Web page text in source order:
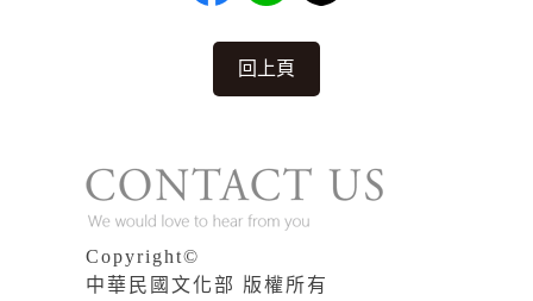
回上頁
Copyright©
中華民國文化部 版權所有